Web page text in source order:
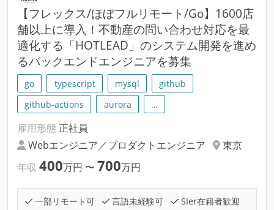
【フレックス/ほぼフルリモート/Go】1600店
舗以上に導入！不動産の問い合わせ対応を最
適化する「HOTLEAD」のシステム開発を進め
るバックエンドエンジニアを募集
go typescript mysql
github
github-actions
aurora …
雇用形態 正社員
Webエンジニア／プロダクトエンジニア
東京
年収 400万円 〜 700万円
一部リモート可 言語未経験可
SIer在籍者歓迎